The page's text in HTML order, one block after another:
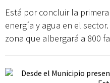
Está por concluir la
energía y agua en el
zona que albergará a 800